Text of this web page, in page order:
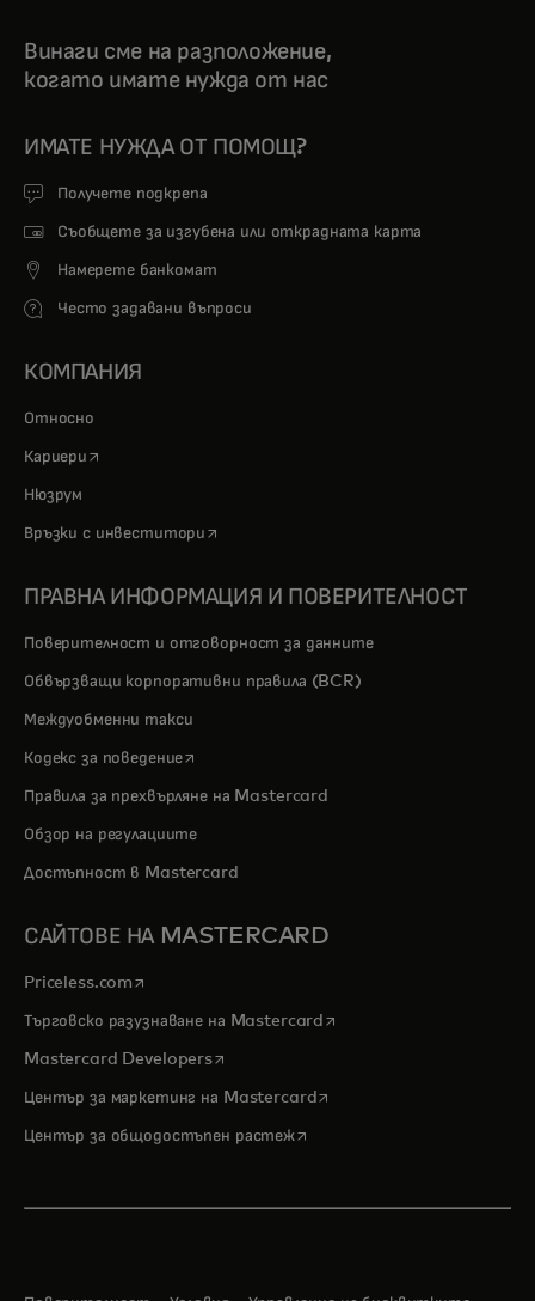
Винаги сме на разположение,
когато имате нужда от нас
ИМАТЕ НУЖДА ОТ ПОМОЩ?
Получете подкрепа
Съобщете за изгубена или открадната карта
Намерете банкомат
Често задавани въпроси
КОМПАНИЯ
Относно
Кариери opens in a new tab
Нюзрум
Връзки с инвеститори opens in a new tab
ПРАВНА ИНФОРМАЦИЯ И ПОВЕРИТЕЛНОСТ
Поверителност и отговорност за данните
Обвързващи корпоративни правила (BCR)
Междуобменни такси
Кодекс за поведениеopens in a new tab
Правила за прехвърляне на Mastercard
Обзор на регулациите
Достъпност в Mastercard
САЙТОВЕ НА MASTERCARD
Priceless.com opens in a new tab
Търговско разузнаване на Mastercard opens in a new tab
Mastercard Developersopens in a new tab
Център за маркетинг на Mastercardopens in a new tab
Център за общодостъпен растежopens in a new tab